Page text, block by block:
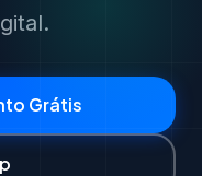
Grátis